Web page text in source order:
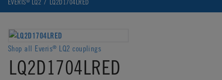
EVERIS
LQ2 LQ2D1704LRED
Shop all Everis® LQ2 couplings
LQ2D1704LRED